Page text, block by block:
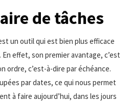
de tâches
un outil qui est bien plus efficace
effet, son premier avantage, c’est
ordre, c’est-à-dire par échéance.
par dates, ce qui nous permet
à faire aujourd’hui, dans les jours